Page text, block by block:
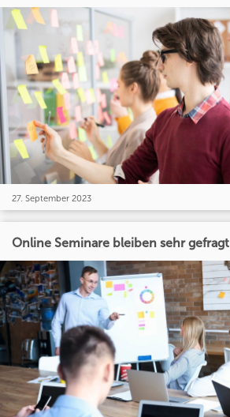
27. September 2023
Online Seminare bleiben sehr gefragt